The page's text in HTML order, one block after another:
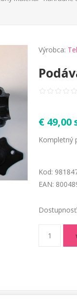
Výrobca:
€ 49,00
Kompletný
Kod:
EAN:
Dostupnosť: